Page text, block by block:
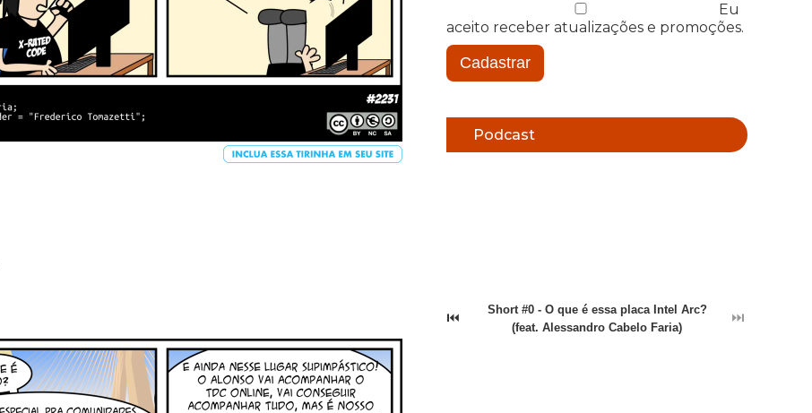
Eu
aceito receber atualizações e promoções.
Cadastrar
Podcast
⏮
Short #0 - O que é essa placa Intel Arc?
(feat. Alessandro Cabelo Faria)
⏭